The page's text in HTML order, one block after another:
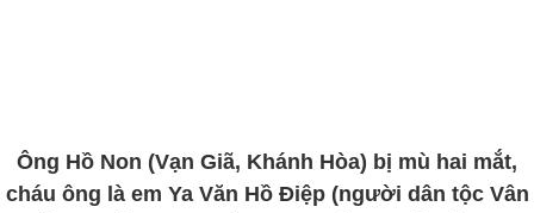
Ông Hồ Non (Vạn Giã, Khánh Hòa) bị mù hai mắt,
cháu ông là em Ya Văn Hồ Điệp (người dân tộc Vân